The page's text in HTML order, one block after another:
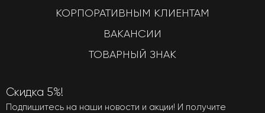
КОРПОРАТИВНЫМ КЛИЕНТАМ
ВАКАНСИИ
ТОВАРНЫЙ ЗНАК
Скидка 5%!
Подпишитесь на наши новости и акции! И получите